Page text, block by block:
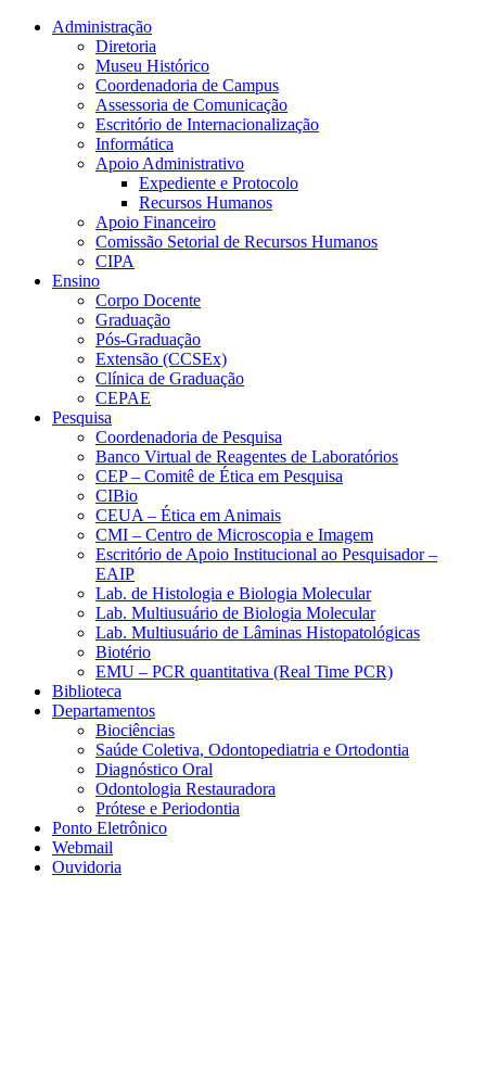
Conteúdo principal Menu principal
Administração
Diretoria
Museu Histórico
Coordenadoria de Campus
Assessoria de Comunicação
Escritório de Internacionalização
Informática
Apoio Administrativo
Expediente e Protocolo
Recursos Humanos
Apoio Financeiro
Comissão Setorial de Recursos Humanos
CIPA
Ensino
Corpo Docente
Graduação
Pós-Graduação
Extensão (CCSEx)
Clínica de Graduação
CEPAE
Pesquisa
Coordenadoria de Pesquisa
Banco Virtual de Reagentes de Laboratórios
CEP – Comitê de Ética em Pesquisa
CIBio
CEUA – Ética em Animais
CMI – Centro de Microscopia e Imagem
Escritório de Apoio Institucional ao Pesquisador –
EAIP
Lab. de Histologia e Biologia Molecular
Lab. Multiusuário de Biologia Molecular
Lab. Multiusuário de Lâminas Histopatológicas
Biotério
EMU – PCR quantitativa (Real Time PCR)
Biblioteca
Departamentos
Biociências
Saúde Coletiva, Odontopediatria e Ortodontia
Diagnóstico Oral
Odontologia Restauradora
Prótese e Periodontia
Ponto Eletrônico
Webmail
Ouvidoria